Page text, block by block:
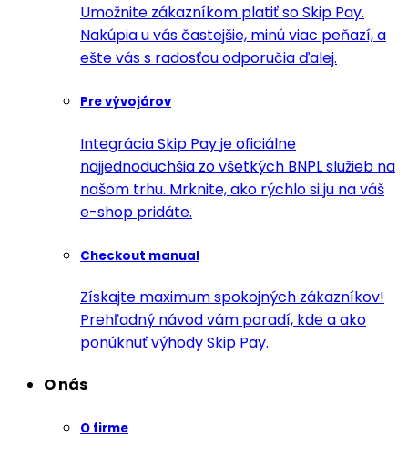
Umožnite zákazníkom platiť so Skip Pay.
Nakúpia u vás častejšie, minú viac peňazí, a
ešte vás s radosťou odporučia ďalej.
Pre vývojárov
Integrácia Skip Pay je oficiálne
najjednoduchšia zo všetkých BNPL služieb na
našom trhu. Mrknite, ako rýchlo si ju na váš
e-shop pridáte.
Checkout manual
Získajte maximum spokojných zákazníkov!
Prehľadný návod vám poradí, kde a ako
ponúknuť výhody Skip Pay.
O nás
O firme